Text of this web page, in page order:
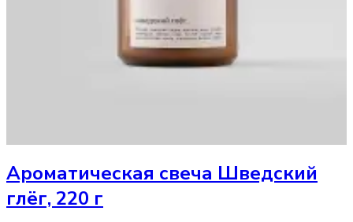
Ароматическая свеча Шведский
глёг, 220 г